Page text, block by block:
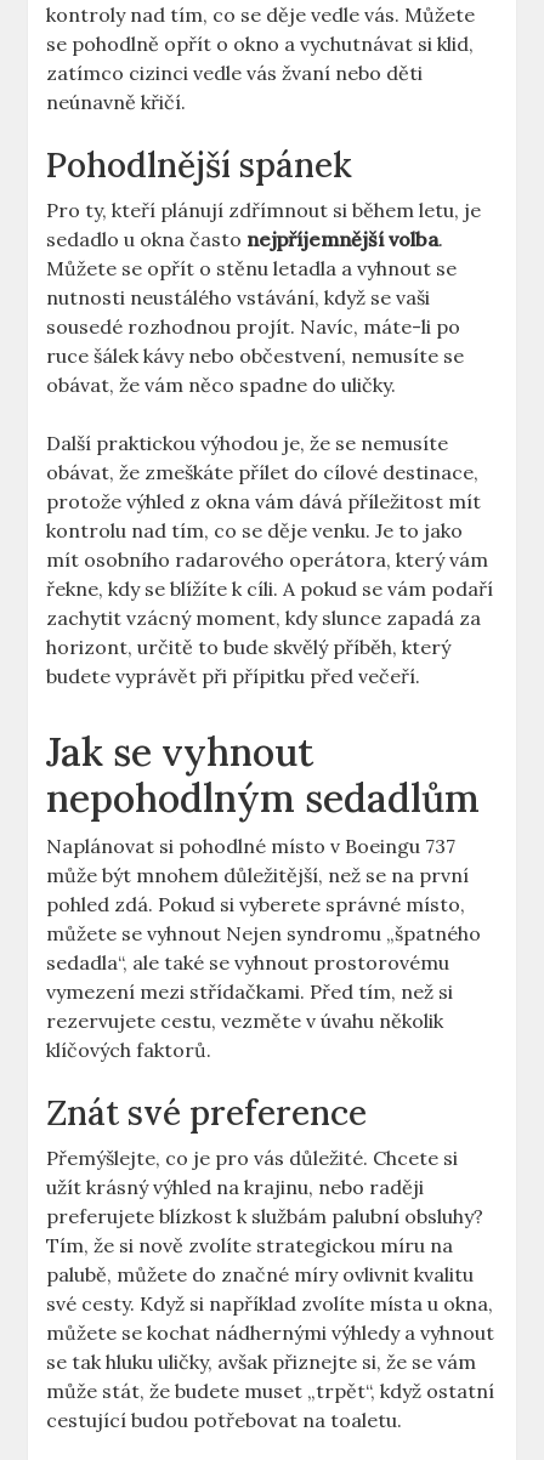
kontroly nad ⁢tím, co se děje vedle vás. Můžete
se pohodlně opřít o okno a ​vychutnávat si klid,
zatímco cizinci vedle vás žvaní nebo děti
neúnavně křičí.
Pohodlnější spánek
Pro ty, ‍kteří plánují zdřímnout si​ během letu,‍ je
sedadlo u okna často nejpříjemnější‍ volba.
Můžete se opřít o stěnu letadla a vyhnout ⁤se
nutnosti‌ neustálého ⁣vstávání, když se vaši
sousedé‍ rozhodnou projít. Navíc, ‌máte-li po
ruce šálek kávy nebo občestvení,⁤ nemusíte se
obávat, že vám něco spadne do uličky. ‌
Další praktickou výhodou⁢ je, že se nemusíte
obávat, že zmeškáte přílet do ⁢cílové destinace,
‌protože výhled z okna vám dává⁢ příležitost mít
kontrolu nad tím,⁢ co⁣ se děje venku. Je​ to jako
mít osobního radarového operátora, který vám
řekne, kdy se blížíte ⁢k cíli. A pokud se vám podaří
zachytit vzácný moment, ​kdy slunce zapadá za
horizont, určitě to ‍bude skvělý příběh, který
budete‌ vyprávět ⁣při přípitku před večeří.
Jak se vyhnout
nepohodlným sedadlům
Naplánovat si ⁣pohodlné místo v Boeingu 737
může být mnohem důležitější, než⁢ se na první
⁢pohled zdá. Pokud si vyberete správné místo,⁢
můžete ⁣se vyhnout Nejen syndromu⁣ „špatného
sedadla“, ​ale také se vyhnout prostorovému
vymezení mezi střídačkami. Před tím,‌ než ⁢si
rezervujete cestu, vezměte v úvahu několik
klíčových faktorů.
Znát své preference
Přemýšlejte, co je pro vás ‌důležité. Chcete si
užít⁤ krásný výhled ​na krajinu, nebo raději
preferujete blízkost k službám palubní obsluhy?‌
Tím, že si nově zvolíte strategickou míru na
palubě, můžete do značné míry ovlivnit ⁤kvalitu
své cesty. Když si například ⁤zvolíte místa u okna,
můžete se kochat nádhernými výhledy a vyhnout
se tak hluku uličky, avšak přiznejte si, že se vám‍
může stát, že budete ​muset „trpět“, když ostatní​
cestující budou potřebovat na toaletu.